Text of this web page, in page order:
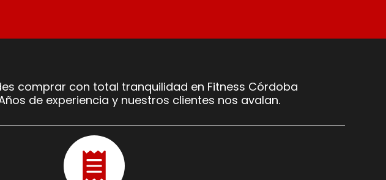
comprar con total tranquilidad en Fitness Córdoba
Años de experiencia y nuestros clientes nos avalan.